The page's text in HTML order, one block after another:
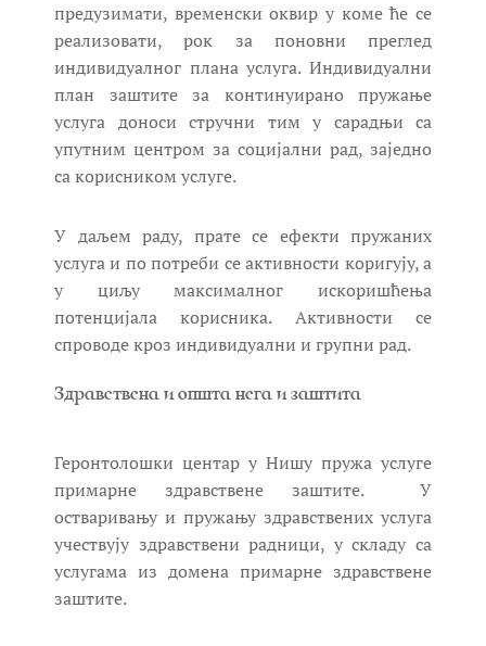
предузимати, временски оквир у коме ће се
реализовати, рок за поновни преглед
индивидуалног плана услуга. Индивидуални
план заштите за континуирано пружање
услуга доноси стручни тим у сарадњи са
упутним центром за социјални рад, заједно
са корисником услуге.
У даљем раду, прате се ефекти пружаних
услуга и по потреби се активности коригују, а
у циљу максималног искоришћења
потенцијала корисника. Активности се
спроводе кроз индивидуални и групни рад.
Здравствена и општа нега и заштита
Геронтолошки центар у Нишу пружа услуге
примарне здравствене заштите. У
остваривању и пружању здравствених услуга
учествују здравствени радници, у складу са
услугама из домена примарне здравствене
заштите.